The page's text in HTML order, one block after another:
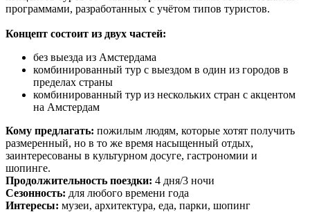
программами, разработанных с учётом типов туристов.
Концепт состоит из двух частей:
без выезда из Амстердама
комбинированный тур с выездом в один из городов в
пределах страны
комбинированный тур из нескольких стран с акцентом
на Амстердам
Кому предлагать: пожилым людям, которые хотят получить
размеренный, но в то же время насыщенный отдых,
заинтересованы в культурном досуге, гастрономии и
шопинге.
Продолжительность поездки: 4 дня/3 ночи
Сезонность: для любого времени года
Интересы: музеи, архитектура, еда, парки, шопинг